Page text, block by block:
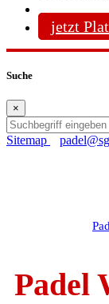
jetzt
Suche
×
Sitemap
Padel